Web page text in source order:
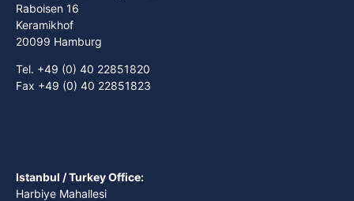
Raboisen 16
Keramikhof
20099 Hamburg
Tel. +49 (0) 40 22851820
Fax +49 (0) 40 22851823
Istanbul / Turkey Office:
Harbiye Mahallesi